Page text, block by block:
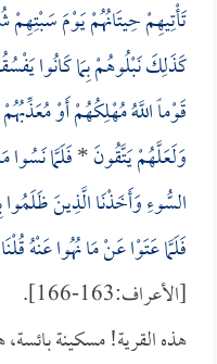
تَأْتِيهِمْ حِيتَانُهُمْ يَوْمَ سَبْتِهِمْ
كَذَلِكَ نَبْلُوهُمْ بِمَا كَانُوا
قَوْماً اللَّهُ مُهْلِكُهُمْ أَوْ
وَلَعَلَّهُمْ يَتَّقُونَ*فَلَمَّا
السُّوءِ وَأَخَذْنَا الَّذِينَ
فَلَمَّا عَتَوْا عَنْ مَا نُهُوا عَنْهُ
[الأعراف:163-166].
هذه القرية! مسكينة